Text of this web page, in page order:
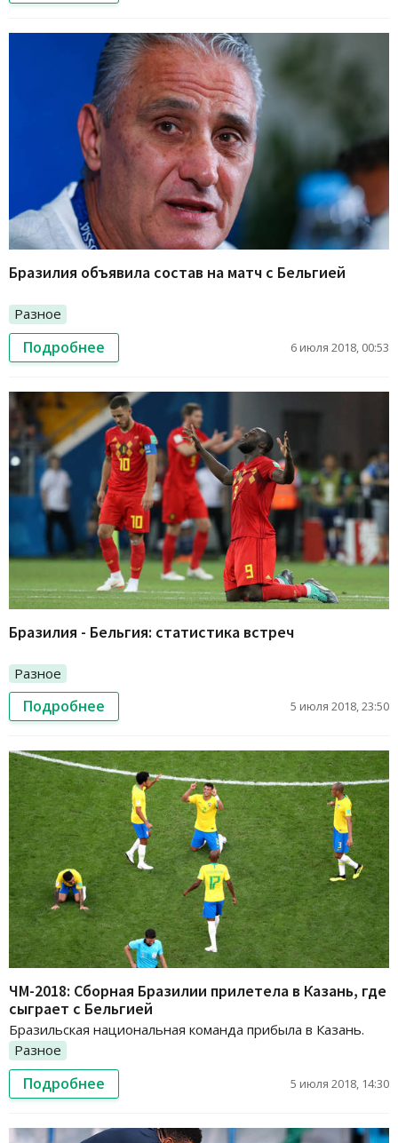
Бразилия объявила состав на матч с Бельгией
Разное
Подробнее 6 июля 2018, 00:53
Бразилия - Бельгия: статистика встреч
Разное
Подробнее 5 июля 2018, 23:50
ЧМ-2018: Сборная Бразилии прилетела в Казань, где
сыграет с Бельгией
Бразильская национальная команда прибыла в Казань.
Разное
Подробнее 5 июля 2018, 14:30